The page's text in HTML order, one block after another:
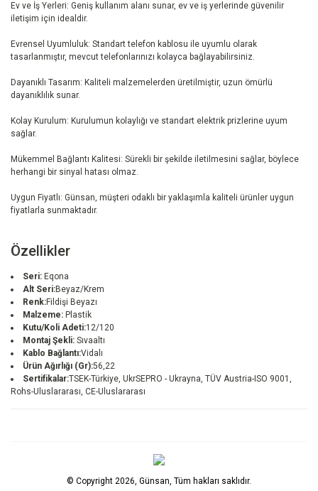
Ev ve İş Yerleri: Geniş kullanım alanı sunar, ev ve iş yerlerinde güvenilir
iletişim için idealdir.
Evrensel Uyumluluk: Standart telefon kablosu ile uyumlu olarak
tasarlanmıştır, mevcut telefonlarınızı kolayca bağlayabilirsiniz.
Dayanıklı Tasarım: Kaliteli malzemelerden üretilmiştir, uzun ömürlü
dayanıklılık sunar.
Kolay Kurulum: Kurulumun kolaylığı ve standart elektrik prizlerine uyum
sağlar.
Mükemmel Bağlantı Kalitesi: Sürekli bir şekilde iletilmesini sağlar, böylece
herhangi bir sinyal hatası olmaz.
Uygun Fiyatlı: Günsan, müşteri odaklı bir yaklaşımla kaliteli ürünler uygun
fiyatlarla sunmaktadır.
Özellikler
Seri: Eqona
Alt Seri:Beyaz/Krem
Renk:Fildişi Beyazı
Malzeme: Plastik
Kutu/Koli Adeti:12/120
Montaj Şekli: Sıvaaltı
Kablo Bağlantı:Vidalı
Ürün Ağırlığı (Gr):56,22
Sertifikalar:TSEK-Türkiye, UkrSEPRO - Ukrayna, TÜV Austria-ISO 9001,
Rohs-Uluslararası, CE-Uluslararası
© Copyright 2026, Günsan, Tüm hakları saklıdır.